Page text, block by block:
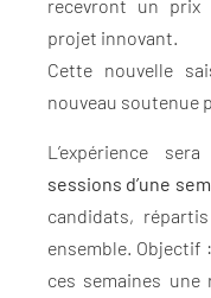
recevront un
projet innovant.
Cette nouvelle
nouveau soutenue
L’expérience
sessions d’une
candidats,
ensemble. Objectif
ces semaines